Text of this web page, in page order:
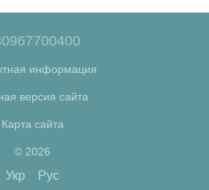
информация
версия сайта
Карта сайта
© 2026
Укр Рус